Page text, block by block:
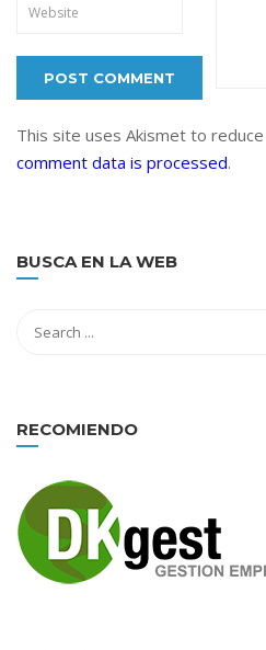
This site uses Akismet to reduce
comment data is processed.
BUSCA EN LA WEB
RECOMIENDO